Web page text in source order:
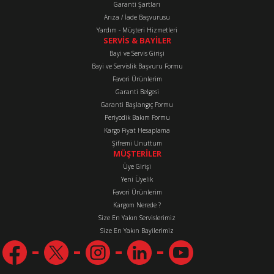
Gönder
Garanti Şartları
Arıza / İade Başvurusu
Yardım - Müşteri Hizmetleri
SERVİS & BAYİLER
Bayi ve Servis Girişi
Bayi ve Servislik Başvuru Formu
Favori Ürünlerim
Garanti Belgesi
Garanti Başlangıç Formu
Periyodik Bakım Formu
Kargo Fiyat Hesaplama
Şifremi Unuttum
MÜŞTERİLER
Üye Girişi
Yeni Üyelik
Favori Ürünlerim
Kargom Nerede ?
Size En Yakın Servislerimiz
Size En Yakın Bayilerimiz